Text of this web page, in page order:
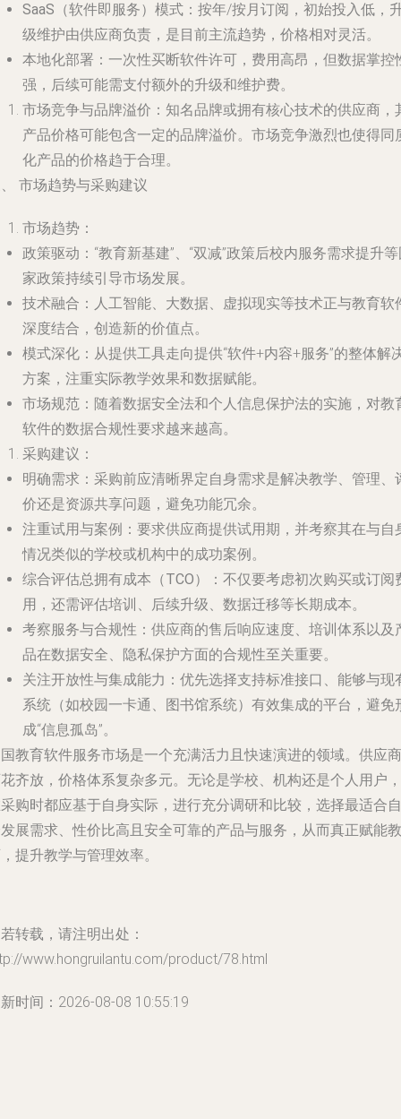
SaaS（软件即服务）模式 ：按年/按月订阅，初始投入低，
级维护由供应商负责，是目前主流趋势，价格相对灵活。
本地化部署 ：一次性买断软件许可，费用高昂，但数据掌控
强，后续可能需支付额外的升级和维护费。
市场竞争与品牌溢价 ：知名品牌或拥有核心技术的供应商，
产品价格可能包含一定的品牌溢价。市场竞争激烈也使得同
化产品的价格趋于合理。
市场趋势与采购建议
市场趋势 ：
政策驱动 ：“教育新基建”、“双减”政策后校内服务需求提升
家政策持续引导市场发展。
技术融合 ：人工智能、大数据、虚拟现实等技术正与教育软
深度结合，创造新的价值点。
模式深化 ：从提供工具走向提供“软件+内容+服务”的整体解
方案，注重实际教学效果和数据赋能。
市场规范 ：随着数据安全法和个人信息保护法的实施，对教
软件的数据合规性要求越来越高。
采购建议 ：
明确需求 ：采购前应清晰界定自身需求是解决教学、管理、
价还是资源共享问题，避免功能冗余。
注重试用与案例 ：要求供应商提供试用期，并考察其在与自
情况类似的学校或机构中的成功案例。
综合评估总拥有成本（TCO）
：不仅要考虑初次购买或订阅
用，还需评估培训、后续升级、数据迁移等长期成本。
考察服务与合规性 ：供应商的售后响应速度、培训体系以及
品在数据安全、隐私保护方面的合规性至关重要。
关注开放性与集成能力 ：优先选择支持标准接口、能够与现
系统（如校园一卡通、图书馆系统）有效集成的平台，避免
成“信息孤岛”。
教育软件服务市场是一个充满活力且快速演进的领域。供应商
齐放，价格体系复杂多元。无论是学校、机构还是个人用户，
购时都应基于自身实际，进行充分调研和比较，选择最适合自
展需求、性价比高且安全可靠的产品与服务，从而真正赋能教
提升教学与管理效率。
转载，请注明出处：
www.hongruilantu.com/product/78.html
时间：2026-08-08 10:55:19